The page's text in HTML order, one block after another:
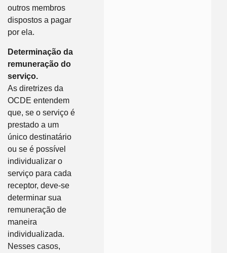
outros membros
dispostos a pagar
por ela.
Determinação da
remuneração do
serviço.
As diretrizes da
OCDE entendem
que, se o serviço é
prestado a um
único destinatário
ou se é possível
individualizar o
serviço para cada
receptor, deve-se
determinar sua
remuneração de
maneira
individualizada.
Nesses casos,